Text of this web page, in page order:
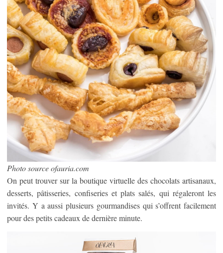
Photo source ofauria.com
On peut trouver sur la boutique virtuelle des chocolats artisanaux,
desserts, pâtisseries, confiseries et plats salés, qui régaleront les
invités. Y a aussi plusieurs gourmandises qui s’offrent facilement
pour des petits cadeaux de dernière minute.